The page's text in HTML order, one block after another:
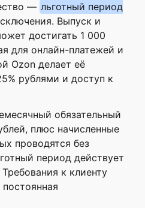
— льготный период
Выпуск и
достигать 1 000
для онлайн-платежей и
Ozon делает её
рублями и доступ к
обязательный
плюс начисленные
проводятся без
период действует
к клиенту